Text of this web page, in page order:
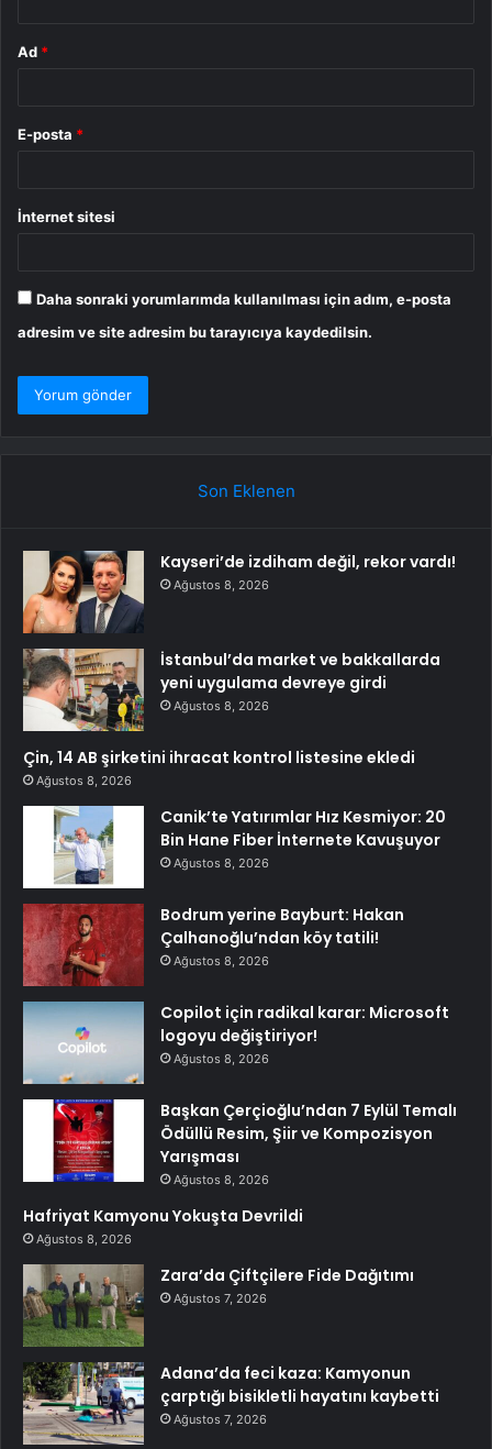
Ad *
E-posta *
İnternet sitesi
Daha sonraki yorumlarımda kullanılması için adım, e-posta
adresim ve site adresim bu tarayıcıya kaydedilsin.
Son Eklenen
Kayseri’de izdiham değil, rekor vardı!
Ağustos 8, 2026
İstanbul’da market ve bakkallarda
yeni uygulama devreye girdi
Ağustos 8, 2026
Çin, 14 AB şirketini ihracat kontrol listesine ekledi
Ağustos 8, 2026
Canik’te Yatırımlar Hız Kesmiyor: 20
Bin Hane Fiber İnternete Kavuşuyor
Ağustos 8, 2026
Bodrum yerine Bayburt: Hakan
Çalhanoğlu’ndan köy tatili!
Ağustos 8, 2026
Copilot için radikal karar: Microsoft
logoyu değiştiriyor!
Ağustos 8, 2026
Başkan Çerçioğlu’ndan 7 Eylül Temalı
Ödüllü Resim, Şiir ve Kompozisyon
Yarışması
Ağustos 8, 2026
Hafriyat Kamyonu Yokuşta Devrildi
Ağustos 8, 2026
Zara’da Çiftçilere Fide Dağıtımı
Ağustos 7, 2026
Adana’da feci kaza: Kamyonun
çarptığı bisikletli hayatını kaybetti
Ağustos 7, 2026